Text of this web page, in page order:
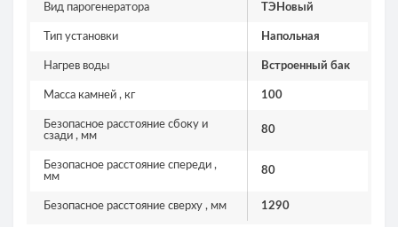
Вид парогенератора ТЭНовый
Тип установки Напольная
Нагрев воды Встроенный бак
Масса камней , кг 100
Безопасное расстояние сбоку и
сзади , мм
80
Безопасное расстояние спереди ,
мм
80
Безопасное расстояние сверху , мм 1290